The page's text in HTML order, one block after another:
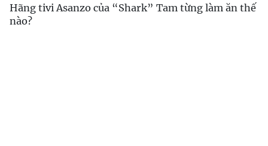
Hãng tivi Asanzo của “Shark” Tam từng làm ăn thế
nào?